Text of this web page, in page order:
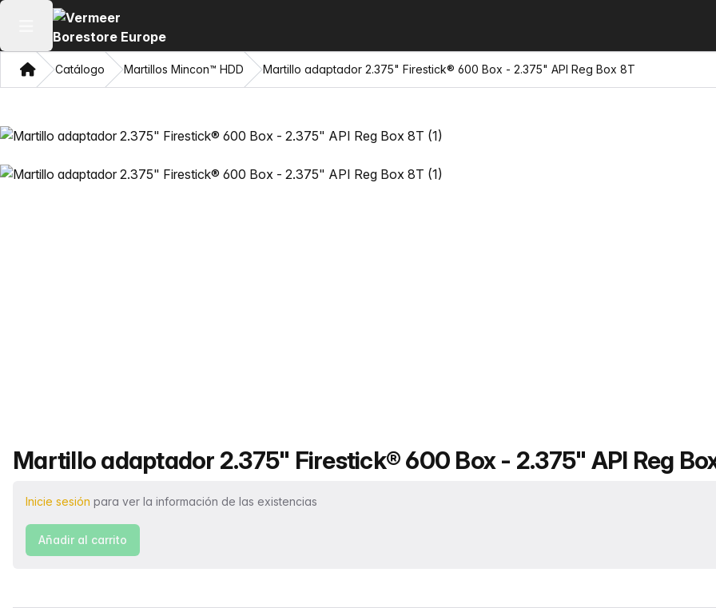
Abrir menú principal
HogarCatálogo Martillos Mincon™ HDD Martillo adaptador 2.375" Firestick® 600 Box - 2.375" API Reg Box 8T
Nombre del producto
Martillo adaptador 2.375" Firestick® 600 Box - 2.375" API Reg
Inicie sesión para ver la información de las existencias
Añadir al carrito